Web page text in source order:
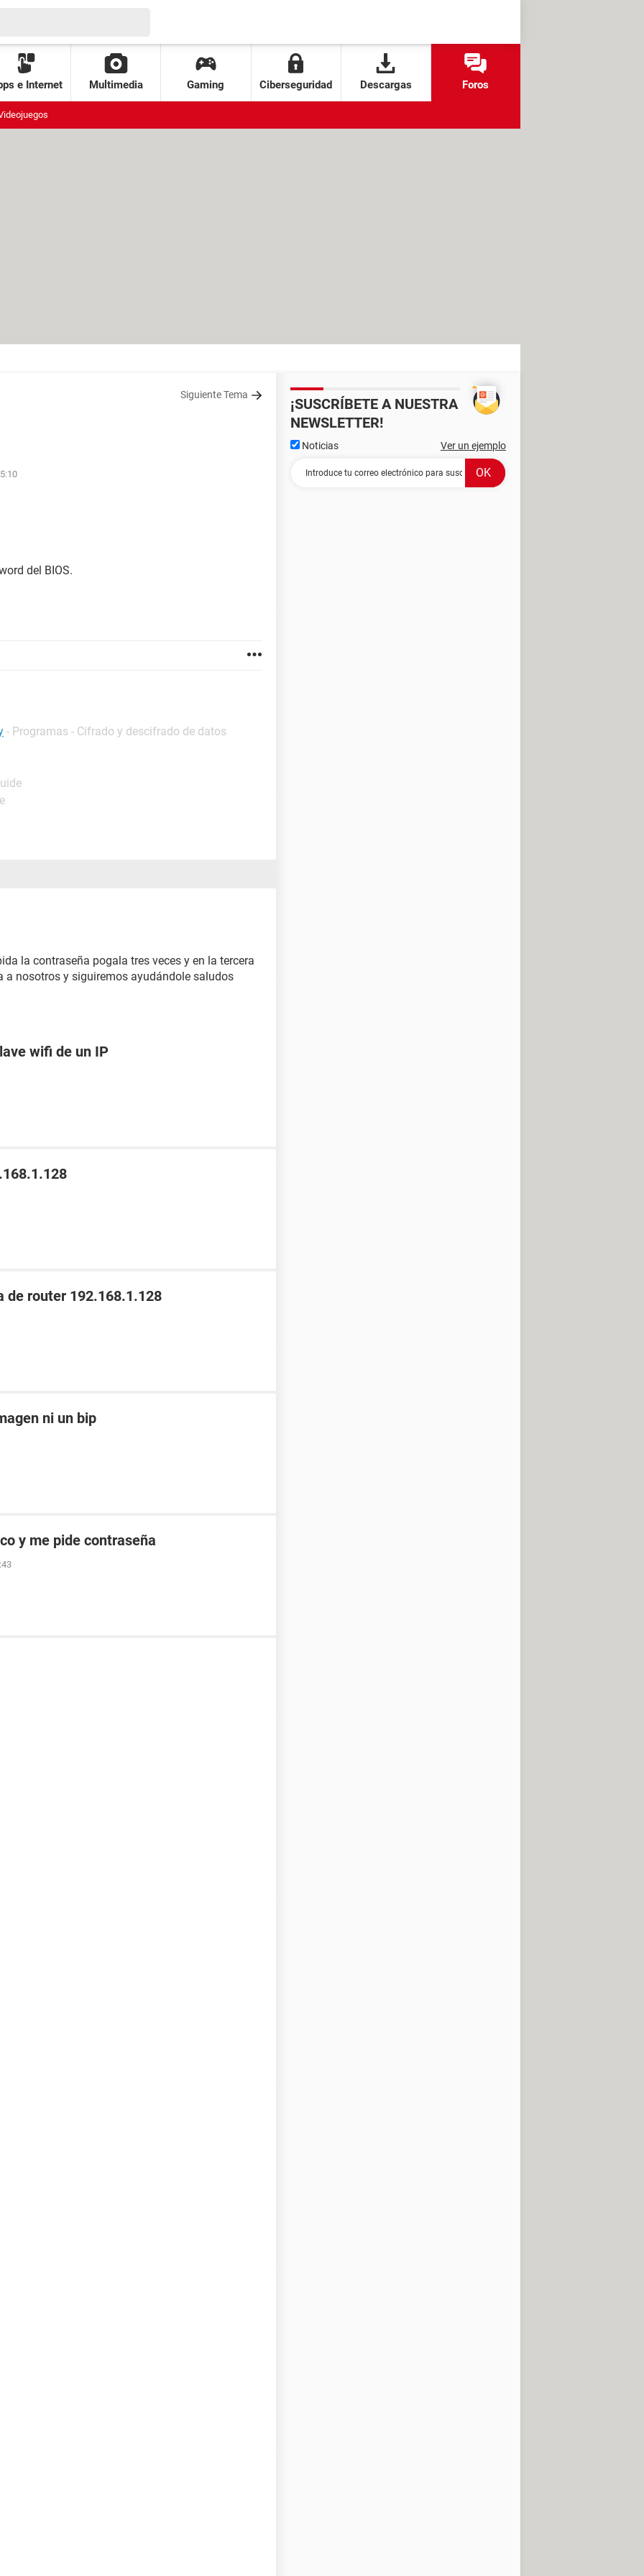
e Internet Multimedia Gaming Ciberseguridad Descargas Foros
Siguiente Tema
del BIOS.
- Programas - Cifrado y descifrado de datos
la contraseña pogala tres veces y en la tercera
a nosotros y siguiremos ayudándole saludos
wifi de un IP
de router 192.168.1.128
ni un bip
y me pide contraseña
¡SUSCRÍBETE A NUESTRA
NEWSLETTER!
Noticias Ver un ejemplo